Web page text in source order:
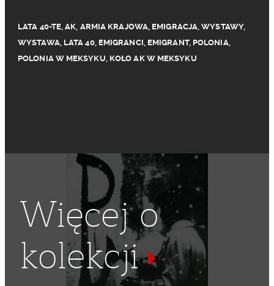
LATA 40-TE,AK, ARMIA KRAJOWA, EMIGRACJA,WYSTAWY,
WYSTAWA, LATA 40, EMIGRANCI, EMIGRANT, POLONIA,
POLONIA W MEKSYKU, KOŁO AK W MEKSYKU
Więcej o
kolekcji